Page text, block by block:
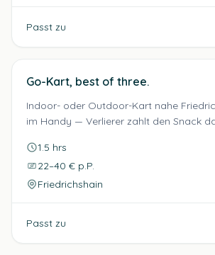
Passt zu
Go-Kart, best of three.
Indoor- oder Outdoor-Kart nahe
im Handy — Verlierer zahlt den Snack
1.5 hrs
22–40 € p.P.
Friedrichshain
Passt zu